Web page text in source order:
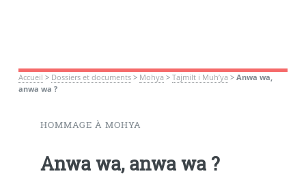
Accueil > Dossiers et documents> Mohya > Tajmilt i Muh’ya > Anwa wa,
anwa wa ?
HOMMAGE À MOHYA
Anwa wa, anwa wa ?